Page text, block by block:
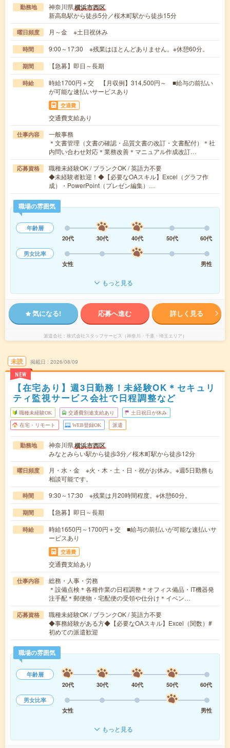
勤務地 神奈川県横浜市西区
新高島駅から徒歩5分／桜木町駅から徒歩15分
曜日頻度 月～金 ※土日祝休み
時間 9:00～17:30 ※残業はほとんどありません。※休憩60分。
期間 【急募】即日～長期
時給
時給1700円＋交 【月収例】314,500円～ ■給与の前払い
が可能な速払いサービスあり
交通費
交通費支給あり
仕事内容
一般事務
＊文書管理（文書の確認・品質文書の改訂・文書配付）＊社
内問い合わせ対応＊業務改善＊マニュアル作成改訂…
応募資格
職種未経験OK / ブランクOK / 英語力不要
◆未経験者歓迎！◆【必要なOAスキル】Excel（グラフ作
成）・PowerPoint（プレゼン編集）…
職場の雰囲気
年齢層
20代
30代 40代 50代
60代
男女比率
女性
男性
もっと見る
気になる! 応募へ進む 詳しく見る
派遣会社 株式会社スタッフサービス（神奈川・千葉・埼玉エリア）
未読
NEW
掲載日 2026/08/09
【在宅あり】週3日勤務！未経験OK＊セキュリ
ティ監視サービス会社で日程調整など
職種未経験OK 交通費別途支給あり 土日祝日が休み
在宅・リモート WEB登録OK 派遣
勤務地 神奈川県横浜市西区
みなとみらい駅から徒歩3分／桜木町駅から徒歩12分
曜日頻度
月・水・金 ※火・木・土・日・祝がお休み。※週5日勤務も
相談可能です。
時間 9:30～17:30 ※残業は月20時間程度。※休憩60分。
期間 【急募】即日～長期
時給
時給1650円～1700円＋交 ■給与の前払いが可能な速払いサ
ービスあり
交通費
交通費支給あり
仕事内容
総務・人事・労務
＊設備点検＊各種作業の日程調整＊オフィス備品・IT機器発
注手配＊郵便物・宅配便の受領や仕分け＊イベン…
応募資格
職種未経験OK / ブランクOK / 英語力不要
◆事務経験がある方◆【必要なOAスキル】Excel（関数）#
初めての派遣歓迎
職場の雰囲気
年齢層
20代
30代 40代 50代
60代
男女比率
女性
男性
もっと見る